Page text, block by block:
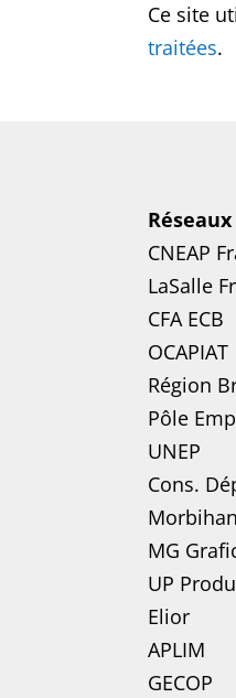
Ce site
traitées.
CNEAP
LaSalle
CFA ECB
OCAPIAT
Région
Pôle
UNEP
Cons.
Morbihan
MG
UP
Elior
APLIM
GECOP